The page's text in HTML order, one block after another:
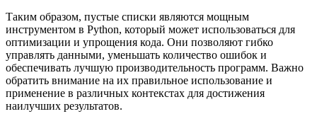
Таким образом, пустые списки являются мощным
инструментом в Python, который может использоваться для
оптимизации и упрощения кода. Они позволяют гибко
управлять данными, уменьшать количество ошибок и
обеспечивать лучшую производительность программ. Важно
обратить внимание на их правильное использование и
применение в различных контекстах для достижения
наилучших результатов.